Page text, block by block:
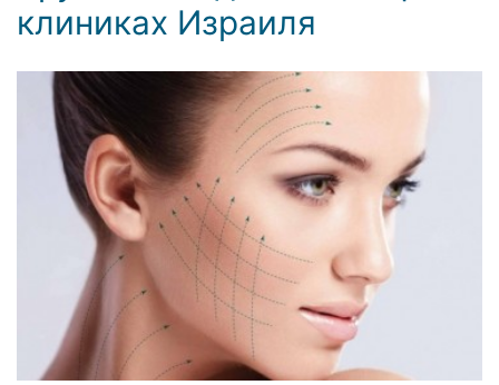
клиниках Израиля